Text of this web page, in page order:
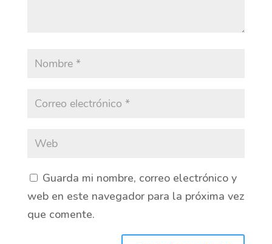
Guarda mi nombre, correo electrónico y
web en este navegador para la próxima vez
que comente.